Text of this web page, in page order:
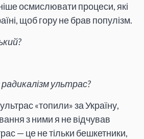
осмислювати процеси, які
щоб гору не брав популізм.
ультрас?
«топили» за Україну,
з ними я не відчував
— це не тільки бешкетники,